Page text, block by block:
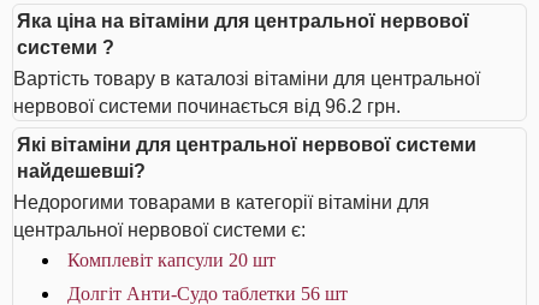
Яка ціна на вітаміни для центральної нервової
системи ?
Вартість товару в каталозі вітаміни для центральної
нервової системи починається від 96.2 грн.
Які вітаміни для центральної нервової системи
найдешевші?
Недорогими товарами в категорії вітаміни для
центральної нервової системи є:
Комплевіт капсули 20 шт
Долгіт Анти-Судо таблетки 56 шт